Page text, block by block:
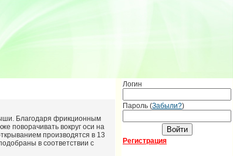
Благодаря фрикционным
поворачивать вокруг оси на
производятся в 13
в соответствии с
Логин
Пароль (Забыли?)
Регистрация